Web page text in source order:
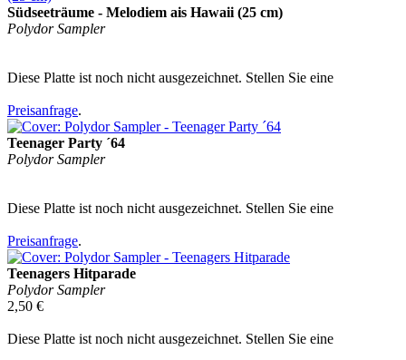
Südseeträume - Melodiem ais Hawaii (25 cm)
Polydor Sampler
Diese Platte ist noch nicht ausgezeichnet. Stellen Sie eine
Preisanfrage.
Teenager Party ´64
Polydor Sampler
Diese Platte ist noch nicht ausgezeichnet. Stellen Sie eine
Preisanfrage.
Teenagers Hitparade
Polydor Sampler
2,50 €
Diese Platte ist noch nicht ausgezeichnet. Stellen Sie eine